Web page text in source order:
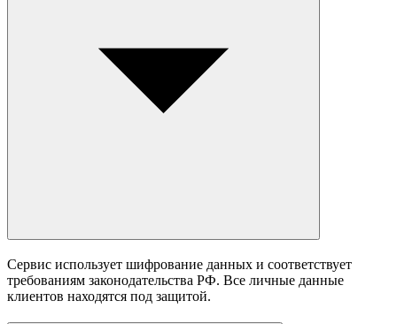
Сервис использует шифрование данных и соответствует
требованиям законодательства РФ. Все личные данные
клиентов находятся под защитой.